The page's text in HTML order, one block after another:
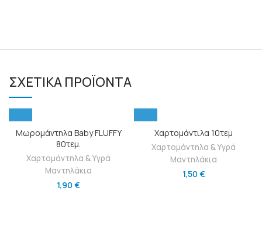
ΣΧΕΤΙΚΆ ΠΡΟΪΌΝΤΑ
Μωρομάντηλα Baby FLUFFY
80τεμ.
Χαρτομάντηλα & Υγρά
Μαντηλάκια
1,90 €
Χαρτομάντιλα 10τεμ
Χαρτομάντηλα & Υγρά
Μαντηλάκια
1,50 €